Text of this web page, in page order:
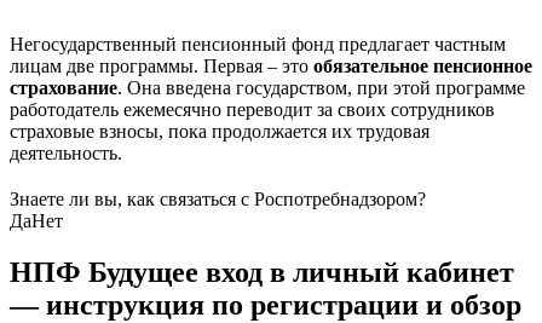
Негосударственный пенсионный фонд предлагает частным
лицам две программы. Первая – это обязательное пенсионное
страхование. Она введена государством, при этой программе
работодатель ежемесячно переводит за своих сотрудников
страховые взносы, пока продолжается их трудовая
деятельность.
Знаете ли вы, как связаться с Роспотребнадзором?
ДаНет
НПФ Будущее вход в личный кабинет
— инструкция по регистрации и обзор